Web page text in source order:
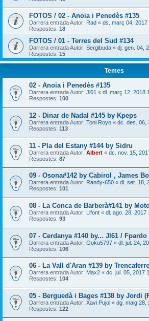
FOTOS / 02 - Anoia i Penedès #135
Darrera entrada Autor: Rad « ds. març 04, 2017
Respostes: 18
FOTOS / 01 - Terres del Sud #134
Darrera entrada Autor: Sergibuda « dj. gen. 04,
Respostes: 15
Temes
02 - Anoia i Penedès #135
Darrera entrada Autor: Jl61 « dl. març 12, 2018
Respostes: 100
12 - Dinar de Nadal #145 by Kpeps
Darrera entrada Autor: Toni Royo « dc. des. 06,
Respostes: 113
11 - Pla del Estany #144 by Sidru
Darrera entrada Autor: Albert « dc. nov. 15,
Respostes: 87
09 - Osona#142 by Cabirol , James
Darrera entrada Autor: Randy-650 « dl. set. 18,
Respostes: 101
08 - La Conca de Barberà#141 by
Darrera entrada Autor: Llfont « dl. ago. 28, 2017
Respostes: 93
07 - Cerdanya #140 by... Jl61 / Fpardo
Darrera entrada Autor: Goku5797 « dl. jul. 24,
Respostes: 106
06 - La Vall d'Aran #139 by
Darrera entrada Autor: Max2 « dc. jul. 05, 2017
Respostes: 104
05 - Berguedà i Bages #138 by Jordi
Darrera entrada Autor: Xavi Pujol « dg. maig 28,
Respostes: 122